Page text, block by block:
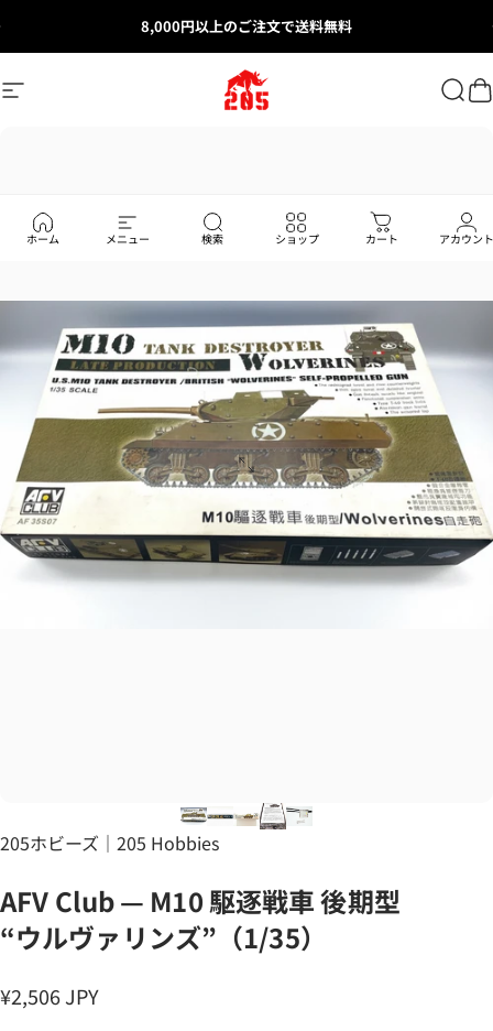
8,000円以上のご注文で送料無料
Site navigation 205ホビーズ｜205 Hobbies
ホーム メニュー 検索 ショップ カート アカウント
Vendor:
205ホビーズ｜205 Hobbies
AFV Club— M10駆逐戦車後期型
“ウルヴァリンズ”（1/35）
¥2,506 JPY